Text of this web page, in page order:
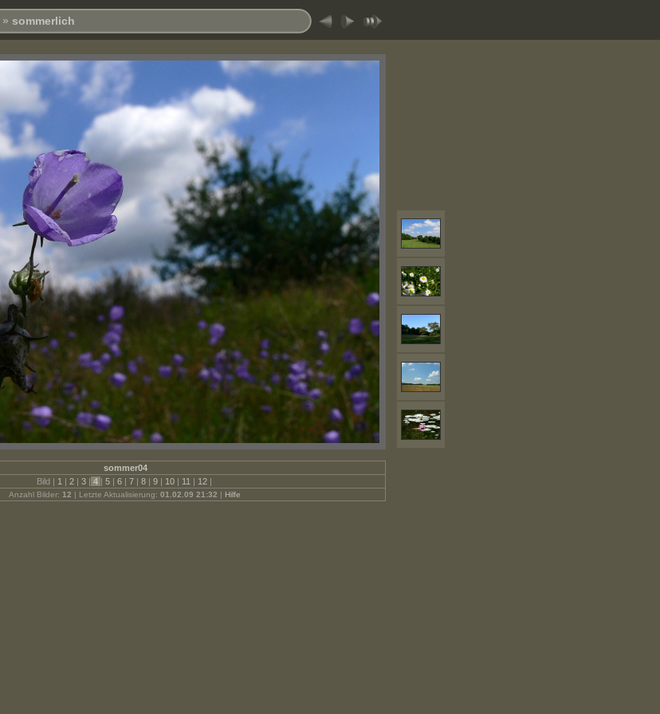
» sommerlich
sommer04
Bild | 1 | 2 | 3 | 4 | 5 | 6 | 7 | 8 | 9 | 10 | 11 | 12 |
Anzahl Bilder: 12 | Letzte Aktualisierung: 01.02.09 21:32 | Hilfe